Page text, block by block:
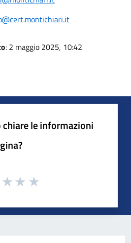
: 2 maggio 2025, 10:42
chiare le informazioni